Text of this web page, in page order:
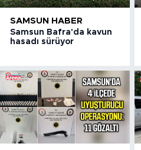
SAMSUN HABER
Samsun Bafra'da kavun
hasadı sürüyor